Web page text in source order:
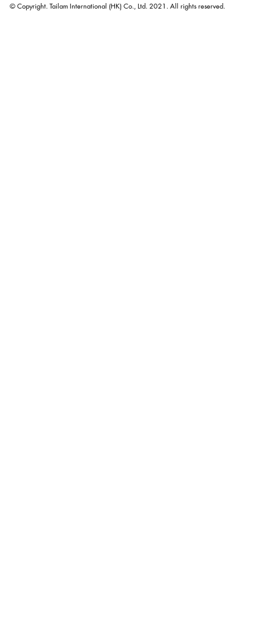
© Copyright. Tailam International (HK) Co., Ltd. 2021. All rights reserved.